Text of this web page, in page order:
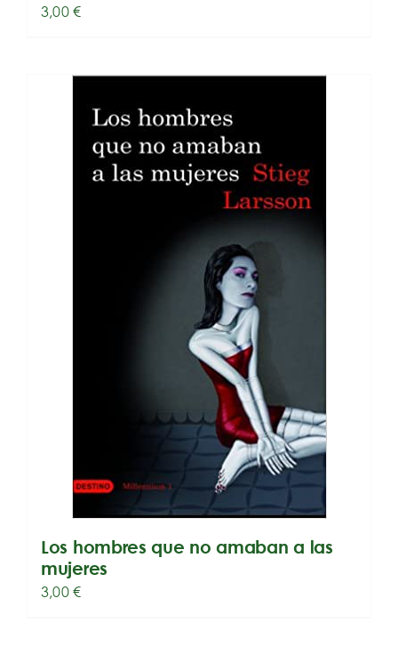
3,00€
Los hombres que no amaban a las
mujeres
3,00€